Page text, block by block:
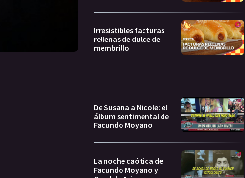
Irresistibles facturas
rellenas de dulce de
membrillo
De Susana a Nicole: el
álbum sentimental de
Facundo Moyano
La noche caótica de
Facundo Moyano y